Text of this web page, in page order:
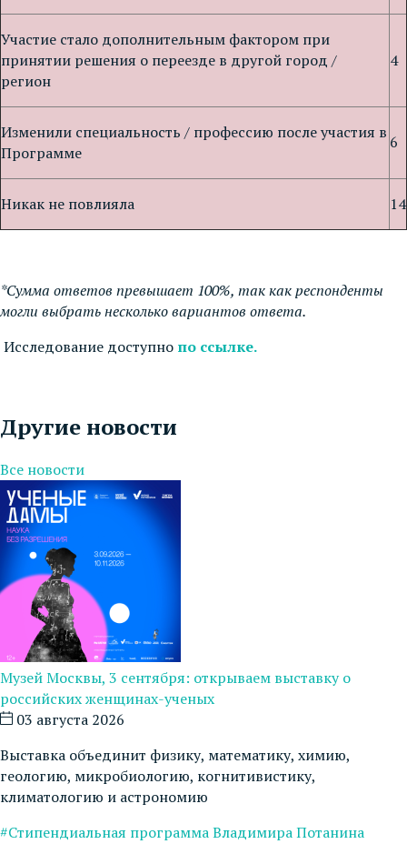
Участие стало дополнительным фактором при
принятии решения о переезде в другой город /
регион
4
Изменили специальность / профессию после участия в
Программе
6
Никак не повлияла 14
*Сумма ответов превышает 100%, так как респонденты
могли выбрать несколько вариантов ответа.
Исследование доступно по ссылке.
Другие новости
Все новости
Музей Москвы, 3 сентября: открываем выставку о
российских женщинах-ученых
03 августа 2026
Выставка объединит физику, математику, химию,
геологию, микробиологию, когнитивистику,
климатологию и астрономию
#Стипендиальная программа Владимира Потанина